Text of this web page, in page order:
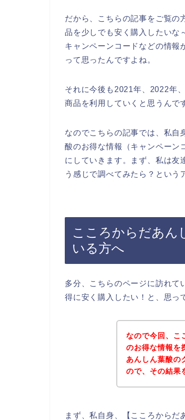
だから、こちらの記事をご覧の
品を少しでも安く購入したいな
キャンペーンコードなどの情報
って思ったんですよね。
それに今後も2021年、2022年
商品を利用していくと思うんで
なのでこちらの記事では、私自
酸のお得な情報（キャンペーン
にしていきます。まず、私は友
う感じで調べてみたら？という
こころからだあん
いる方へ
多分、こちらのページに訪れて
得に安く購入したい！と、思っ
なので今回、こ
のお得な情報を
あんしん葉酸の
ので、その結果
まず、私自身、【こころからだ